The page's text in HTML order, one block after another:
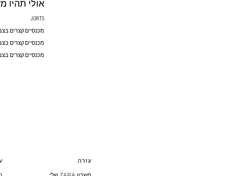
אולי תהיו
JORTS
מכנסיים קצרים
מכנסיים קצרים
מכנסיים קצרים
עזרה